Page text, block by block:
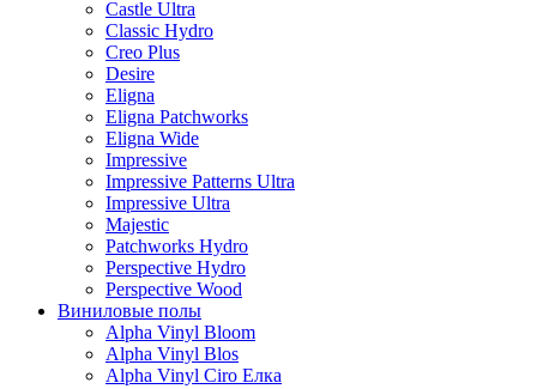
Castle Ultra
Classic Hydro
Creo Plus
Desire
Eligna
Eligna Patchworks
Eligna Wide
Impressive
Impressive Patterns Ultra
Impressive Ultra
Majestic
Patchworks Hydro
Perspective Hydro
Perspective Wood
Виниловые полы
Alpha Vinyl Bloom
Alpha Vinyl Blos
Alpha Vinyl Ciro Елка